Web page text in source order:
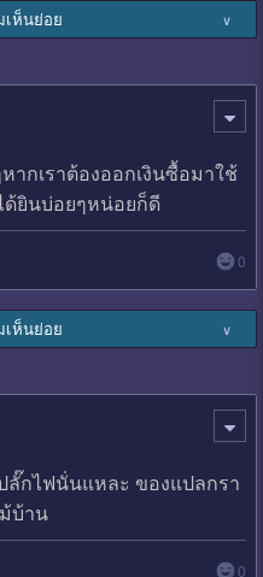
เห็นย่อย ∨
กเราต้องออกเงินซื้อมาใช้
ยินบ่อยๆหน่อยก็ดี
0
เห็นย่อย ∨
กไฟนั่นแหละ ของแปลกรา
บ้าน
0